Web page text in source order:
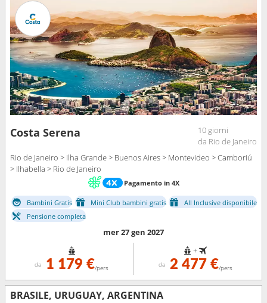
Costa Serena
10 giorni
da Rio de Janeiro
Rio de Janeiro > Ilha Grande > Buenos Aires > Montevideo > Camboriú
> Ilhabella > Rio de Janeiro
Pagamento in 4X
Bambini Gratis Mini Club bambini gratis
All Inclusive disponibile
Pensione completa
mer 27 gen 2027
da 1 179 €/pers
+
da 2 477 €/pers
BRASILE, URUGUAY, ARGENTINA